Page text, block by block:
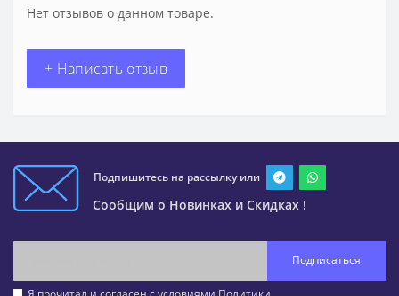
Нет отзывов о данном товаре.
+ Написать отзыв
Подпишитесь на рассылку или
Сообщим о Новинках и Скидках !
Подписаться